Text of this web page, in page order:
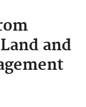
Land and